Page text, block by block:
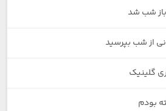
شب شد
از شب بپرسید
گلینیک
بودم